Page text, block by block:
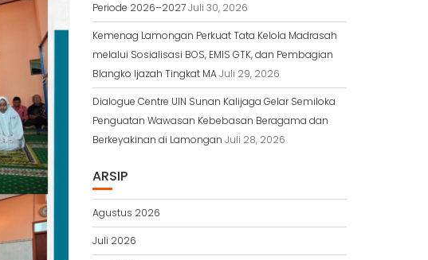
Periode 2026–2027Juli 30, 2026
Kemenag Lamongan Perkuat Tata Kelola Madrasah
melalui Sosialisasi BOS, EMIS GTK, dan Pembagian
Blangko Ijazah Tingkat MAJuli 29, 2026
Dialogue Centre UIN Sunan Kalijaga Gelar Semiloka
Penguatan Wawasan Kebebasan Beragama dan
Berkeyakinan di Lamongan Juli 28, 2026
ARSIP
Agustus 2026
Juli 2026